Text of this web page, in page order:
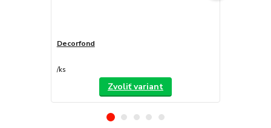
Decorfond
/ks
Zvoliť variant